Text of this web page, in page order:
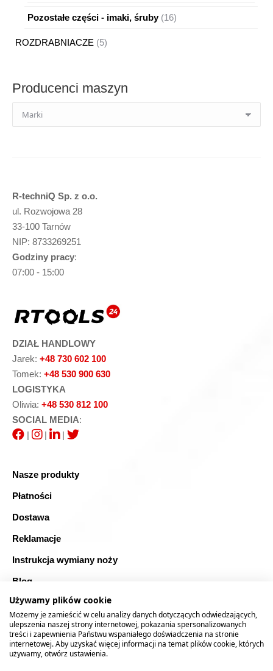
Pozostałe części - imaki, śruby 1616
ROZDRABNIACZE
55
Producenci maszyn
R-techniQ Sp. z o.o.
ul. Rozwojowa 28
33-100 Tarnów
NIP: 8733269251
Godziny pracy:
07:00 - 15:00
DZIAŁ HANDLOWY
Jarek: +48 730 602 100
Tomek: +48 530 900 630
LOGISTYKA
Oliwia: +48 530 812 100
SOCIAL MEDIA:
|
| |
Nasze produkty
Płatności
Dostawa
Reklamacje
Instrukcja wymiany noży
Blog
FAQ
Bezpieczne zakupy
Mapa strony
Używamy plików cookie
Możemy je zamieścić w celu analizy danych dotyczących odwiedzających,
ulepszenia naszej strony internetowej, pokazania spersonalizowanych
treści i zapewnienia Państwu wspaniałego doświadczenia na stronie
internetowej. Aby uzyskać więcej informacji na temat plików cookie, których
używamy, otwórz ustawienia.